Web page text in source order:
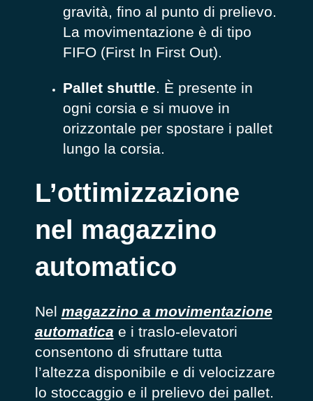
gravità, fino al punto di prelievo.
La movimentazione è di tipo
FIFO (First In First Out).
Pallet shuttle. È presente in
ogni corsia e si muove in
orizzontale per spostare i pallet
lungo la corsia.
L’ottimizzazione
nel magazzino
automatico
Nel magazzino a movimentazione
automatica e i traslo-elevatori
consentono di sfruttare tutta
l’altezza disponibile e di velocizzare
lo stoccaggio e il prelievo dei pallet.